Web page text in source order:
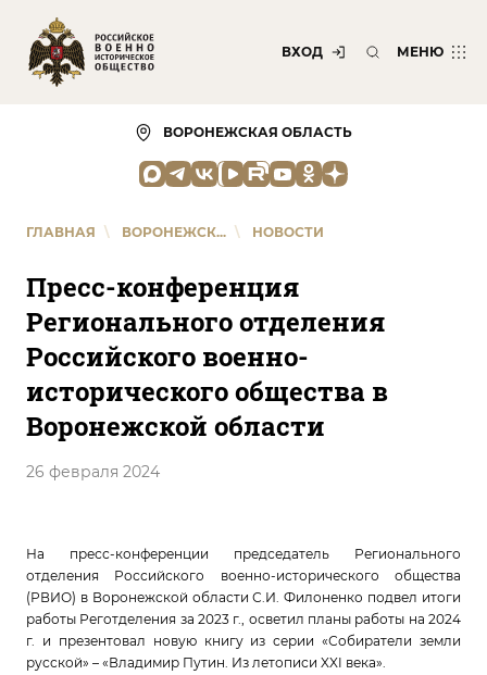
ВХОД МЕНЮ
ВОРОНЕЖСКАЯ ОБЛАСТЬ
ГЛАВНАЯ \ ВОРОНЕЖСК... \ НОВОСТИ
Пресс-конференция
Регионального отделения
Российского военно-
исторического общества в
Воронежской области
26 февраля 2024
На пресс-конференции председатель Регионального
отделения Российского военно-исторического общества
(РВИО) в Воронежской области С.И. Филоненко подвел итоги
работы Реготделения за 2023 г., осветил планы работы на 2024
г. и презентовал новую книгу из серии «Собиратели земли
русской» – «Владимир Путин. Из летописи XXI века».